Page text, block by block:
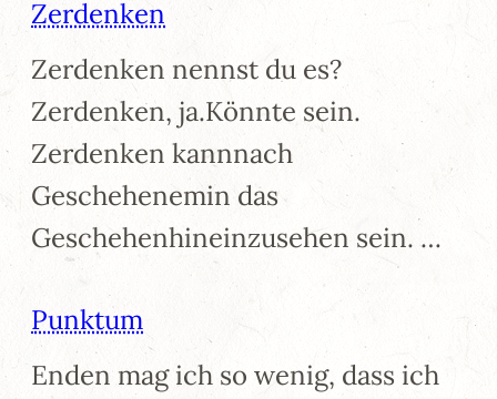
Zerdenken
Zerdenken nennst du es?
Zerdenken, ja.Könnte sein.
Zerdenken kannnach
Geschehenemin das
Geschehenhineinzusehen sein. …
Punktum
Enden mag ich so wenig, dass ich